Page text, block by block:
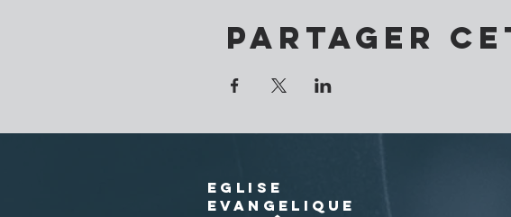
Partager
EGLISE
EVANGELIQUE